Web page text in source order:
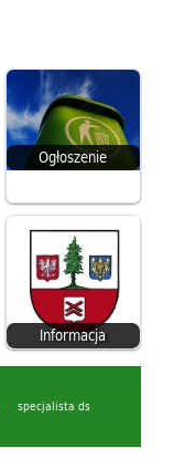
Ogłoszenie
Informacja
,
specjalista ds